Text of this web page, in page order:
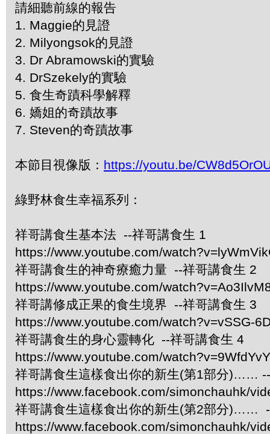
請細聽前線的報告
1. Maggie的見證
2. Milyongsok的見證
3. Dr Abramowski的實驗
4. DrSzekely的實驗
5. 食生奇蹟科學解釋
6. 嬌姐的奇蹟故事
7. Steven的奇蹟故事
本節目視像版： https://youtu.be/
綠野林食生幸福系列：
祥哥講食生基本法 --祥哥講食生 1
https://www.youtube.com/
祥哥講食生的神奇療癒力量 --祥哥講食生 2
https://www.youtube.com/
祥哥講修成正果的食生境界 --祥哥講食生 3
https://www.youtube.com/watch?v=vSSG-
祥哥講食生的身心靈轉化 --祥哥講食生 4
https://www.youtube.com/
祥哥講食生這樣食出你的新生(第1部分)……
https://www.facebook.com/simonchauhk/
祥哥講食生這樣食出你的新生(第2部分)……
https://www.facebook.com/simonchauhk/